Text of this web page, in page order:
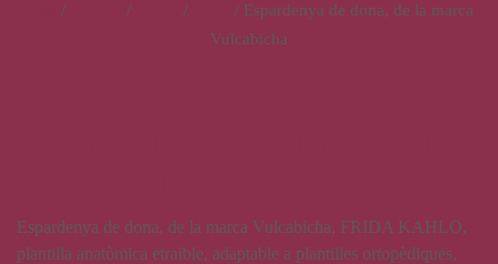
/ / /
/ Espardenya de dona, de la marca
Vulcabicha
Espardenya de dona, de la marca Vulcabicha, FRIDA KAHLO,
plantilla anatòmica etraible, adaptable a plantilles ortopèdiques,